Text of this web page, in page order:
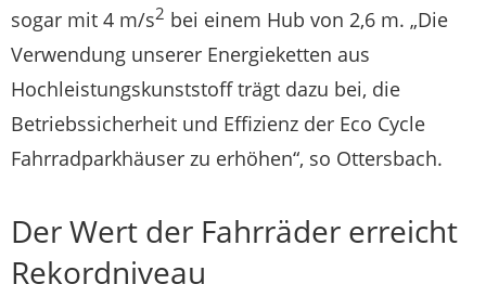
sogar mit 4 m/s2 bei einem Hub von 2,6 m. „Die
Verwendung unserer Energieketten aus
Hochleistungskunststoff trägt dazu bei, die
Betriebssicherheit und Effizienz der Eco Cycle
Fahrradparkhäuser zu erhöhen“, so Ottersbach.
Der Wert der Fahrräder erreicht
Rekordniveau